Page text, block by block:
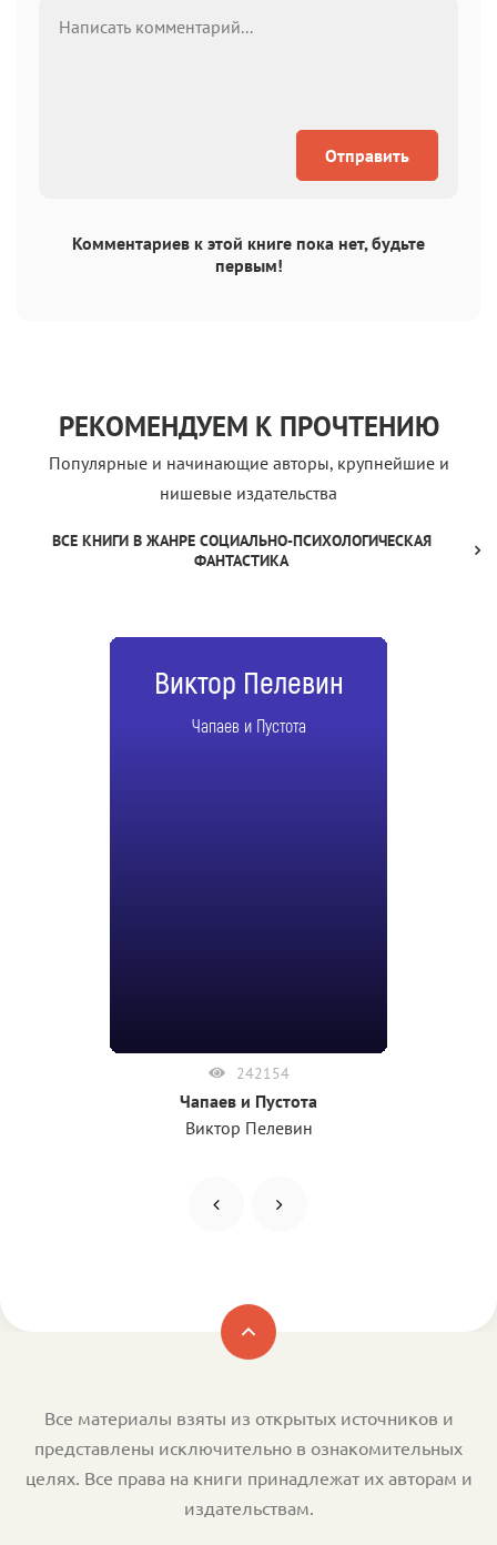
Отправить
Комментариев к этой книге пока нет, будьте
первым!
РЕКОМЕНДУЕМ К ПРОЧТЕНИЮ
Популярные и начинающие авторы, крупнейшие и
нишевые издательства
ВСЕ КНИГИ В ЖАНРЕ СОЦИАЛЬНО-ПСИХОЛОГИЧЕСКАЯ
ФАНТАСТИКА
Виктор Пелевин
Чапаев и Пустота
242154
Чапаев и Пустота
Виктор Пелевин
Все материалы взяты из открытых источников и
представлены исключительно в ознакомительных
целях. Все права на книги принадлежат их авторам и
издательствам.